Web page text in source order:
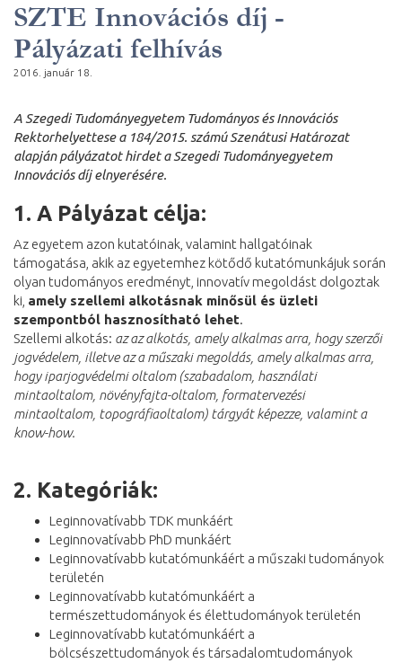
SZTE Innovációs díj -
Pályázati felhívás
2016. január 18.
A Szegedi Tudományegyetem Tudományos és Innovációs
Rektorhelyettese a 184/2015. számú Szenátusi Határozat
alapján pályázatot hirdet a Szegedi Tudományegyetem
Innovációs díj elnyerésére.
1. A Pályázat célja:
Az egyetem azon kutatóinak, valamint hallgatóinak
támogatása, akik az egyetemhez kötődő kutatómunkájuk során
olyan tudományos eredményt, innovatív megoldást dolgoztak
ki, amely szellemi alkotásnak minősül és üzleti
szempontból hasznosítható lehet.
Szellemi alkotás: az az alkotás, amely alkalmas arra, hogy szerzői
jogvédelem, illetve az a műszaki megoldás, amely alkalmas arra,
hogy iparjogvédelmi oltalom (szabadalom, használati
mintaoltalom, növényfajta-oltalom, formatervezési
mintaoltalom, topográfiaoltalom) tárgyát képezze, valamint a
know-how.
2. Kategóriák:
Leginnovatívabb TDK munkáért
Leginnovatívabb PhD munkáért
Leginnovatívabb kutatómunkáért a műszaki tudományok
területén
Leginnovatívabb kutatómunkáért a
természettudományok és élettudományok területén
Leginnovatívabb kutatómunkáért a
bölcsészettudományok és társadalomtudományok